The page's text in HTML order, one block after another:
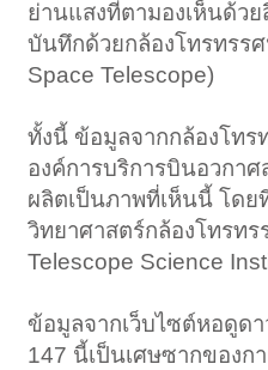
ย่านแสงที่ตามองเห็นด้วย
บันทึกด้วยกล้องโทรทรร
Space Telescope)
ทั้งนี้ ข้อมูลจากกล้องโทร
องค์การบริการบินอวกา
ผลิตเป็นภาพที่เห็นนี้ โด
วิทยาศาสตร์กล้องโทรท
Telescope Science
ข้อมูลจากเว็บไซต์หอดูด
147 นี้เป็นเศษซากของก